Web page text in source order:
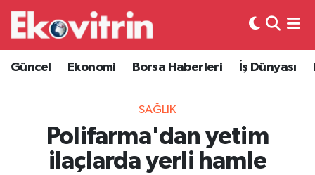
Güncel Ekonomi Borsa Haberleri İş Dünyası
SAĞLIK
Polifarma'dan yetim
ilaçlarda yerli hamle
Güncel
Ekonomi
Borsa Haberleri
İş Dünyası
Hava Durumu
Trafik Durumu
Süper Lig Puan Durumu ve Fikstür
Tüm Manşetler